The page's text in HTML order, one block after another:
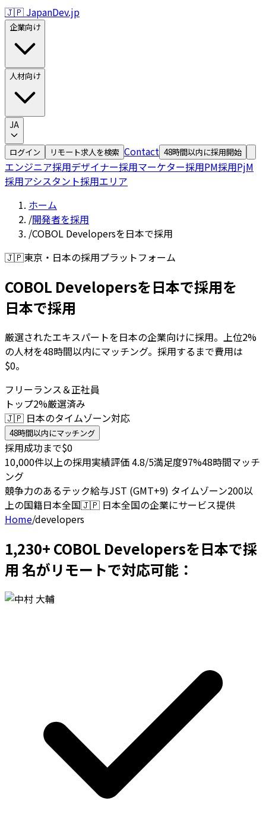
🇯🇵 JapanDev.jp
企業向け
人材向け
JA
ログイン リモート求人を検索 Contact 48時間以内に採用開始
エンジニア採用デザイナー採用マーケター採用PM採用PjM
採用アシスタント採用エリア
ホーム
/開発者を採用
/COBOL Developersを日本で採用
🇯🇵東京・日本の採用プラットフォーム
COBOL Developersを日本で採用を
日本で採用
厳選されたエキスパートを日本の企業向けに採用。上位2%
の人材を48時間以内にマッチング。採用するまで費用は
$0。
フリーランス＆正社員
トップ2%厳選済み
🇯🇵 日本のタイムゾーン対応
48時間以内にマッチング
採用成功まで$0
10,000件以上の採用実績評価 4.8/5満足度97%48時間マッチ
ング
競争力のあるテック給与JST (GMT+9) タイムゾーン200以
上の国籍日本全国🇯🇵 日本全国の企業にサービス提供
Home/developers
1,230+ COBOL Developersを日本で採
用 名がリモートで対応可能：